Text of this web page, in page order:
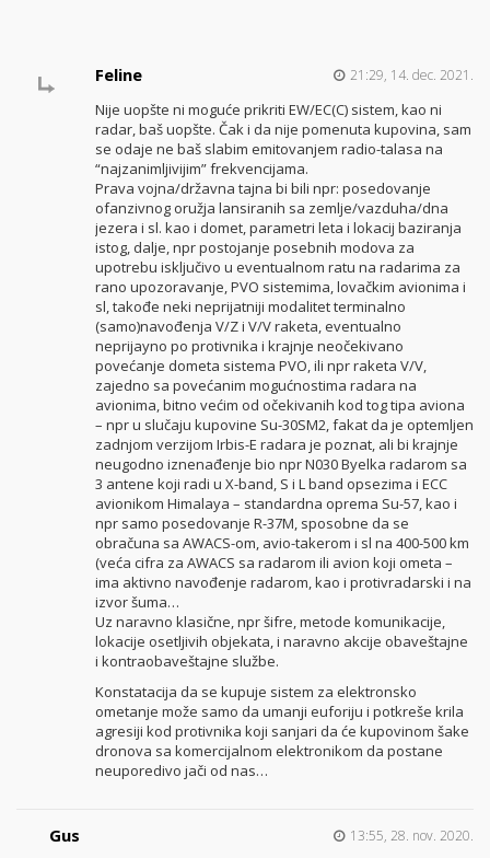
Feline 21:29, 14. dec. 2021.
Nije uopšte ni moguće prikriti EW/EC(C) sistem, kao ni
radar, baš uopšte. Čak i da nije pomenuta kupovina, sam
se odaje ne baš slabim emitovanjem radio-talasa na
“najzanimljivijim” frekvencijama.
Prava vojna/državna tajna bi bili npr: posedovanje
ofanzivnog oružja lansiranih sa zemlje/vazduha/dna
jezera i sl. kao i domet, parametri leta i lokacij baziranja
istog, dalje, npr postojanje posebnih modova za
upotrebu isključivo u eventualnom ratu na radarima za
rano upozoravanje, PVO sistemima, lovačkim avionima i
sl, takođe neki neprijatniji modalitet terminalno
(samo)navođenja V/Z i V/V raketa, eventualno
neprijayno po protivnika i krajnje neočekivano
povećanje dometa sistema PVO, ili npr raketa V/V,
zajedno sa povećanim mogućnostima radara na
avionima, bitno većim od očekivanih kod tog tipa aviona
– npr u slučaju kupovine Su-30SM2, fakat da je optemljen
zadnjom verzijom Irbis-E radara je poznat, ali bi krajnje
neugodno iznenađenje bio npr N030 Byelka radarom sa
3 antene koji radi u X-band, S i L band opsezima i ECC
avionikom Himalaya – standardna oprema Su-57, kao i
npr samo posedovanje R-37M, sposobne da se
obračuna sa AWACS-om, avio-takerom i sl na 400-500 km
(veća cifra za AWACS sa radarom ili avion koji ometa –
ima aktivno navođenje radarom, kao i protivradarski i na
izvor šuma…
Uz naravno klasične, npr šifre, metode komunikacije,
lokacije osetljivih objekata, i naravno akcije obaveštajne
i kontraobaveštajne službe.
Konstatacija da se kupuje sistem za elektronsko
ometanje može samo da umanji euforiju i potkreše krila
agresiji kod protivnika koji sanjari da će kupovinom šake
dronova sa komercijalnom elektronikom da postane
neuporedivo jači od nas…
Gus 13:55, 28. nov. 2020.